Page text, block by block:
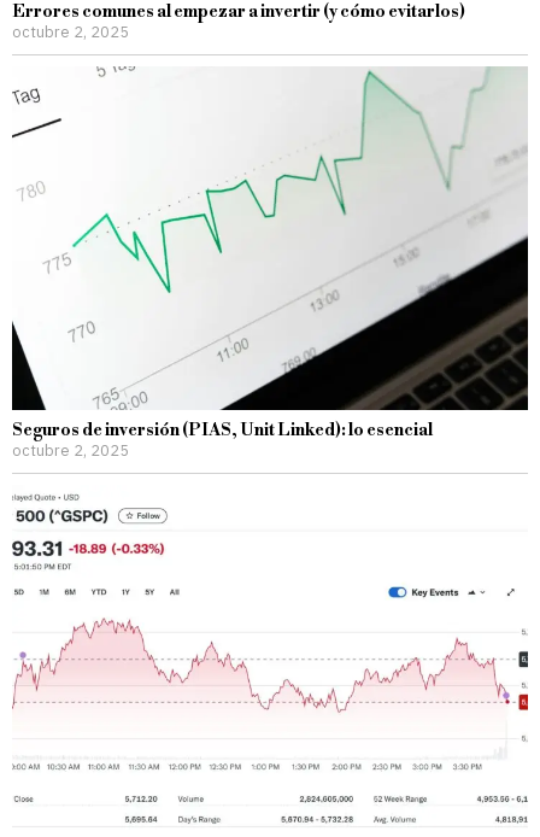
Errores comunes al empezar a invertir (y cómo evitarlos)
octubre 2, 2025
Seguros de inversión (PIAS, Unit Linked): lo esencial
octubre 2, 2025